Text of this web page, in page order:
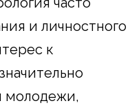
и личностного
к
молодежи,